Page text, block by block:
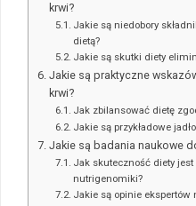
krwi?
Jakie są niedobory
dietą?
Jakie są skutki diety
Jakie są praktyczne
krwi?
Jak zbilansować dietę
Jakie są przykładowe
Jakie są badania naukowe
Jak skuteczność diety
nutrigenomiki?
Jakie są opinie ekspertów